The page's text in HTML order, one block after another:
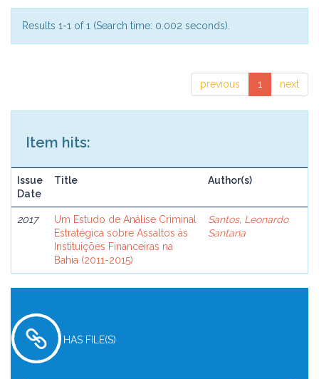
Results 1-1 of 1 (Search time: 0.002 seconds).
previous 1 next
Item hits:
Issue
Date
Title Author(s)
2017
Um Estudo de Análise Criminal
Estratégica sobre Assaltos às
Instituições Financeiras na
Bahia (2011-2015)
Santos, Leonardo
Santana
HAS FILE(S)